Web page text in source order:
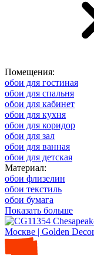
Помещения:
обои для гостиная
обои для спальня
обои для кабинет
обои для кухня
обои для коридор
обои для зал
обои для ванная
обои для детская
Материал:
обои флизелин
обои текстиль
обои бумага
Показать больше